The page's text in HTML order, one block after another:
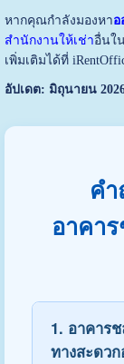
หากคุณกำลังมองหาอ
สำนักงานให้เช่าอื่นใ
เพิ่มเติมได้ที่
อัปเดต: มิถุนายน
ค
อาคา
1. อาคาร
ทางสะดวก